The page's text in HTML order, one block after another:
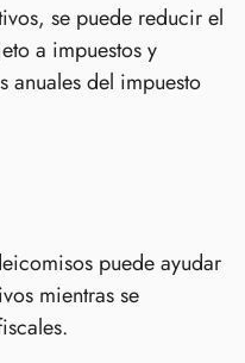
se puede reducir el
a impuestos y
anuales del impuesto
puede ayudar
mientras se